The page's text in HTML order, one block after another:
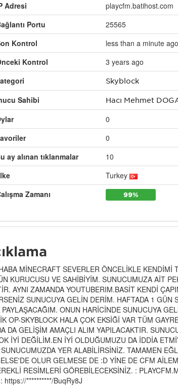
Adresi
playcfm.batihost.com
Portu
25565
Kontrol
less than a minute ago
Kontrol
3 years ago
Skyblock
Sahibi Hacı Mehmet
0
0
ay alınan tıklanmalar
10
Turkey
Zamanı
99%
MİNECRAFT SEVERLER ÖNCELİKLE
KURUCUSU VE SAHİBİYİM. SUNUCUMUZA AİT
AYNI ZAMANDA YOUTUBERIM.BASİT KENDİ
SUNUCUYA GELİN DERİM. HAFTADA 1
PAYLAŞACAĞIM. ONUN HARİCİNDE SUNUCUYA
OP-SKYBLOCK HALA ÇOK EKSİĞİ VAR TÜM
DA GELİŞİM AMAÇLI ALIM YAPILACAKTIR.
İYİ DEĞİLİM.EN İYİ OLDUĞUMUZU DA İDDİA
YER ALABİLİRSİNİZ. TAMAMEN
OLUR GELMESE DE :D YİNE DE CFM
RESİMLERİ GÖREBİLECEKSİNİZ. :
https://**********/BuqRy8J​